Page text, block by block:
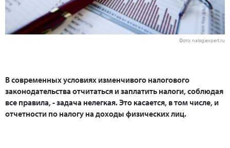
Фото: nalogiexpert.ru
В современных условиях изменчивого налогового
законодательства отчитаться и заплатить налоги, соблюдая
все правила, - задача нелегкая. Это касается, в том числе, и
отчетности по налогу на доходы физических лиц.